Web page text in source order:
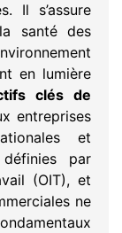
Il s’assure
santé des
en lumière
clés de
entreprises
et
par
(OIT), et
ne